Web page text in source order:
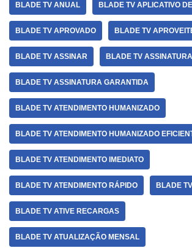
BLADE TV ANUAL BLADE TV APLICATIVO
BLADE TV APROVADO BLADE TV
BLADE TV ASSINAR BLADE TV ASSINATURA
BLADE TV ASSINATURA GARANTIDA
BLADE TV ATENDIMENTO HUMANIZADO
BLADE TV ATENDIMENTO HUMANIZADO
BLADE TV ATENDIMENTO IMEDIATO
BLADE TV ATENDIMENTO RÁPIDO BLADE
BLADE TV ATIVE RECARGAS
BLADE TV ATUALIZAÇÃO MENSAL